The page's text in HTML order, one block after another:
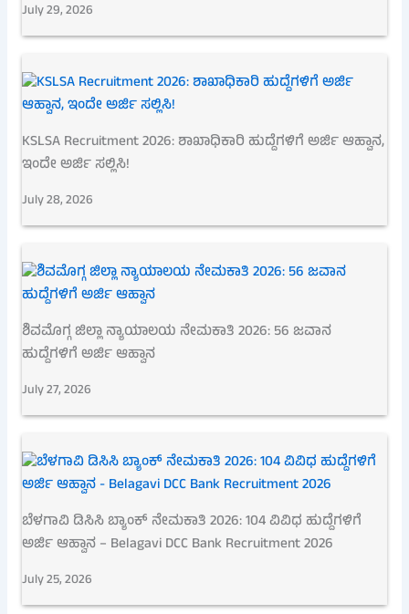
July 29, 2026
KSLSA Recruitment 2026: ಶಾಖಾಧಿಕಾರಿ ಹುದ್ದೆಗಳಿಗೆ ಅರ್ಜಿ ಆಹ್ವಾನ,
ಇಂದೇ ಅರ್ಜಿ ಸಲ್ಲಿಸಿ!
July 28, 2026
ಶಿವಮೊಗ್ಗ ಜಿಲ್ಲಾ ನ್ಯಾಯಾಲಯ ನೇಮಕಾತಿ 2026: 56 ಜವಾನ
ಹುದ್ದೆಗಳಿಗೆ ಅರ್ಜಿ ಆಹ್ವಾನ
July 27, 2026
ಬೆಳಗಾವಿ ಡಿಸಿಸಿ ಬ್ಯಾಂಕ್ ನೇಮಕಾತಿ 2026: 104 ವಿವಿಧ ಹುದ್ದೆಗಳಿಗೆ
ಅರ್ಜಿ ಆಹ್ವಾನ – Belagavi DCC Bank Recruitment 2026
July 25, 2026